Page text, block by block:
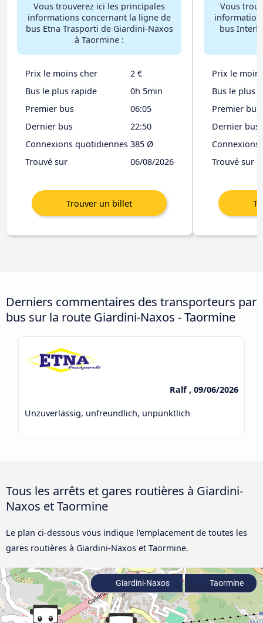
Vous trouverez ici les principales
informations concernant la ligne de
bus Etna Trasporti de Giardini-Naxos
à Taormine :
Prix le moins cher
2 €
Bus le plus rapide
0h 5min
Premier bus
06:05
Dernier bus
22:50
Connexions quotidiennes 385 Ø
Trouvé sur
06/08/2026
Vous
bus
Prix le
Bus le plus
Premier bus
Dernier bus
Trouvé sur
Derniers commentaires des transporteurs par
bus sur la route Giardini-Naxos - Taormine
Ralf , 09/06/2026
Unzuverlässig, unfreundlich, unpünktlich
Tous les arrêts et gares routières à Giardini-
Naxos et Taormine
Le plan ci-dessous vous indique l'emplacement de toutes les
gares routières à Giardini-Naxos et Taormine.
Giardini-Naxos Taormine